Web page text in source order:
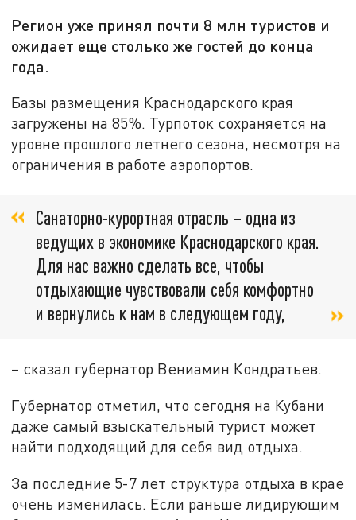
Регион уже принял почти 8 млн туристов и
ожидает еще столько же гостей до конца
года.
Базы размещения Краснодарского края
загружены на 85%. Турпоток сохраняется на
уровне прошлого летнего сезона, несмотря на
ограничения в работе аэропортов.
Санаторно-курортная отрасль – одна из
ведущих в экономике Краснодарского края.
Для нас важно сделать все, чтобы
отдыхающие чувствовали себя комфортно
и вернулись к нам в следующем году,
– сказал губернатор Вениамин Кондратьев.
Губернатор отметил, что сегодня на Кубани
даже самый взыскательный турист может
найти подходящий для себя вид отдыха.
За последние 5-7 лет структура отдыха в крае
очень изменилась. Если раньше лидирующим